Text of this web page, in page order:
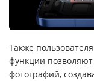
Также
функции
фотографий,